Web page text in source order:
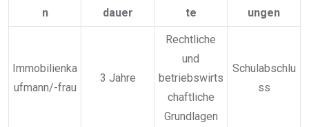
n
dauer
te
ungen
Immobilienka
ufmann/-frau
3 Jahre
Rechtliche
und
betriebswirts
chaftliche
Grundlagen
Schulabschlu
ss